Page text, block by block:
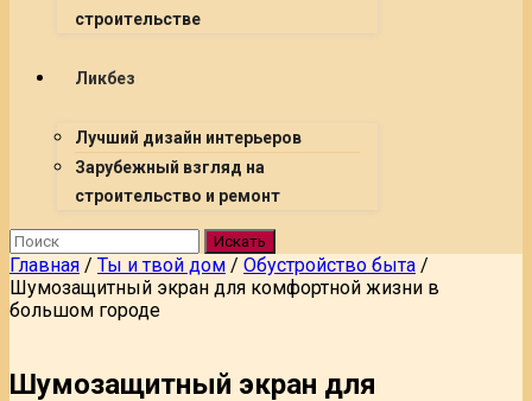
строительстве
Ликбез
Лучший дизайн интерьеров
Зарубежный взгляд на
строительство и ремонт
Искать
Главная / Ты и твой дом / Обустройство быта /
Шумозащитный экран для комфортной жизни в
большом городе
Шумозащитный экран для